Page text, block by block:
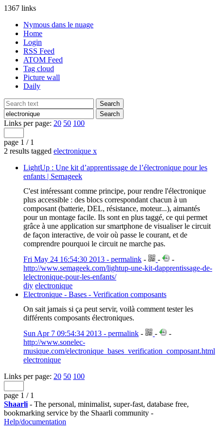
1367 links
Nymous dans le nuage
Home
Login
RSS Feed
ATOM Feed
Tag cloud
Picture wall
Daily
Links per page: 20 50 100
page 1 / 1
2 results tagged electronique x
LightUp : Une kit d’apprentissage de l’électronique pour les
enfants | Semageek
C'est intéressant comme principe, pour rendre l'électronique
plus accessible : des blocs correspondant chacun à un
composant (batterie, DEL, résistance, moteur...), aimantés
pour un montage facile. Ils sont en plus taggé, ce qui permet
grâce à une application sur smartphone de visualiser le circuit
de façon interactive, de voir où passe le courant, et de
comprendre pourquoi le circuit ne marche pas.
Fri May 24 16:54:30 2013 - permalink - -
-
http://www.semageek.com/lightup-une-kit-dapprentissage-de-
lelectronique-pour-les-enfants/
diy electronique
Electronique - Bases - Verification composants
On sait jamais si ça peut servir, voilà comment tester les
différents composants électroniques.
Sun Apr 7 09:54:34 2013 - permalink - -
-
http://www.sonelec-
musique.com/electronique_bases_verification_composant.html
electronique
Links per page: 20 50 100
page 1 / 1
Shaarli - The personal, minimalist, super-fast, database free,
bookmarking service by the Shaarli community -
Help/documentation